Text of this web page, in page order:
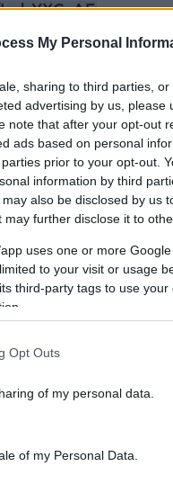
My Personal
sharing to third parties,
advertising by us, please
note that after your opt-out
ads based on personal
prior to your opt-out.
information by third
also be disclosed by us
may further disclose it to
uses one or more
to your visit or usage
third-party tags to use
Opt Outs
of my personal data.
of my Personal Data.
αφότου
του
Δεκέμβριο
του
σε «Trump
η οικογένεια
και η
μέχρι
το διοικητικό